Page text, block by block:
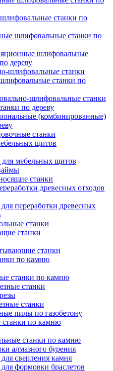
станки по
шлифовальные станки по
шлифовальные
дереву
шлифовальные станки
станки по
шлифовальные станки
по дереву
(комбинированные)
станки
щитов
мебельных щитов
станки
древесных отходов
переработки древесных
станки
станки
станки
по камню
станки по камню
станки
станки
пилы по газобетону
станки по камню
станки по камню
алмазного бурения
сверления камня
формовки браслетов